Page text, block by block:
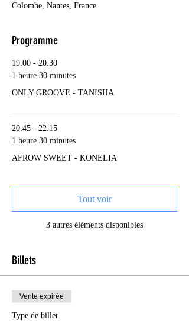
Colombe, Nantes, France
Programme
19:00 - 20:30
1 heure 30 minutes
ONLY GROOVE - TANISHA
20:45 - 22:15
1 heure 30 minutes
AFROW SWEET - KONELIA
3 autres éléments disponibles
Tout voir
Billets
Vente expirée
Type de billet